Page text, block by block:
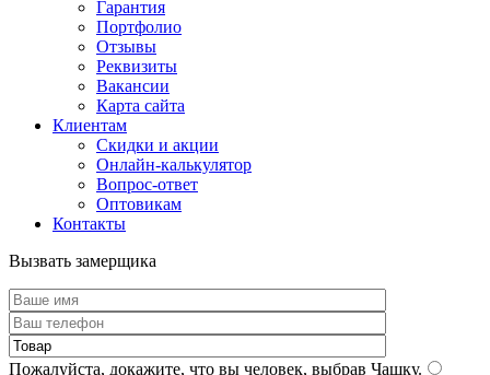
Гарантия
Портфолио
Отзывы
Реквизиты
Вакансии
Карта сайта
Клиентам
Скидки и акции
Онлайн-калькулятор
Вопрос-ответ
Оптовикам
Контакты
Вызвать замерщика
Пожалуйста, докажите, что вы человек, выбрав Чашку.